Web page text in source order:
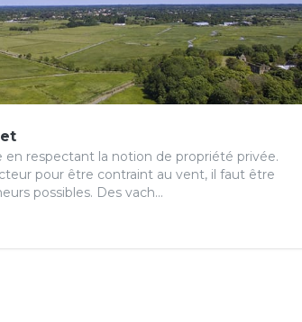
en respectant la notion de propriété privée.
pour être contraint au vent, il faut être
possibles. Des vach...